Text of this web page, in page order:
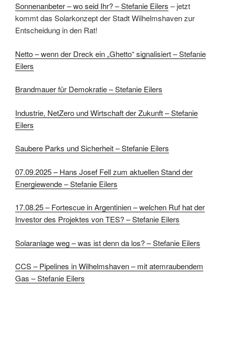
Sonnenanbeter – wo seid Ihr? – Stefanie Eilers – jetzt
kommt das Solarkonzept der Stadt Wilhelmshaven zur
Entscheidung in den Rat!
Netto – wenn der Dreck ein „Ghetto“ signalisiert – Stefanie
Eilers
Brandmauer für Demokratie – Stefanie Eilers
Industrie, NetZero und Wirtschaft der Zukunft – Stefanie
Eilers
Saubere Parks und Sicherheit – Stefanie Eilers
07.09.2025 – Hans Josef Fell zum aktuellen Stand der
Energiewende – Stefanie Eilers
17.08.25 – Fortescue in Argentinien – welchen Ruf hat der
Investor des Projektes von TES? – Stefanie Eilers
Solaranlage weg – was ist denn da los? – Stefanie Eilers
CCS – Pipelines in Wilhelmshaven – mit atemraubendem
Gas – Stefanie Eilers